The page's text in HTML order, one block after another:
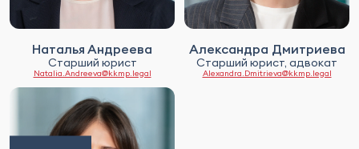
Наталья Андреева
Старший юрист
Natalia.Andreeva@kkmp.legal
Александра Дмитриева
Старший юрист, адвокат
Alexandra.Dmitrieva@kkmp.legal